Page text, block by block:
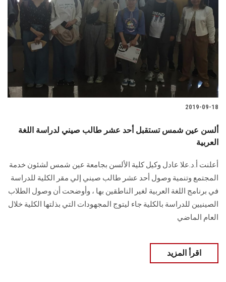
2019-09-18
ألسن عين شمس تستقبل أحد عشر طالب صيني لدراسة اللغة
العربية
أعلنت أ.د.علا عادل وكيل كلية الألسن بجامعة عين شمس لشئون خدمة
المجتمع وتنمية وصول أحد عشر طالب صيني إلي مقر الكلية للدراسة
في برنامج اللغة العربية لغير الناطقين بها ، وأوضحت أن وصول الطلاب
الصينيين للدراسة بالكلية جاء ليتوج المجهودات التي بذلتها الكلية خلال
العام الماضي
اقرأ المزيد